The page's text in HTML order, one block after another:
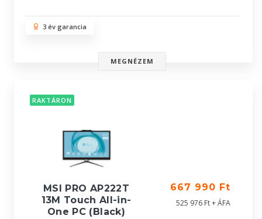
3 év garancia
MEGNÉZEM
RAKTÁRON
MSI PRO AP222T
13M Touch All-in-
One PC (Black)
667 990 Ft
525 976 Ft + ÁFA